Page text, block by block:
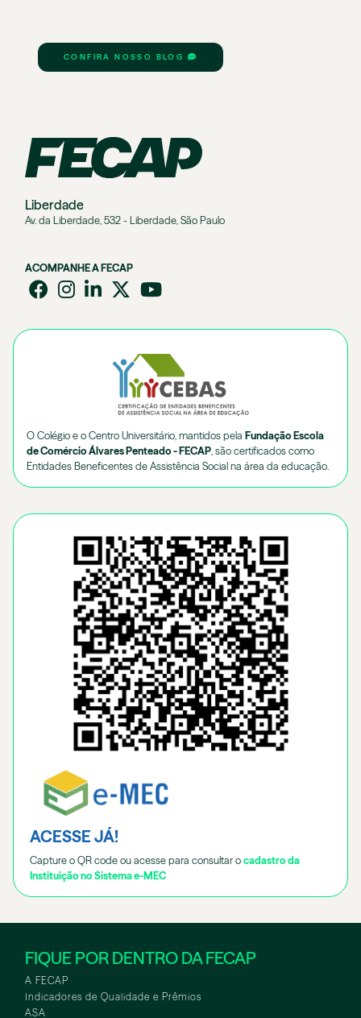
CONFIRA NOSSO BLOG
Liberdade
Av. da Liberdade, 532 - Liberdade, São Paulo
ACOMPANHE A FECAP
O Colégio e o Centro Universitário, mantidos pela Fundação Escola
de Comércio Álvares Penteado - FECAP , são certificados como
Entidades Beneficentes de Assistência Social na área da educação.
ACESSE JÁ!
Capture o QR code ou acesse para consultar o cadastro da
Instituição no Sistema e-MEC
FIQUE POR DENTRO DA FECAP
A FECAP
Indicadores de Qualidade e Prêmios
ASA